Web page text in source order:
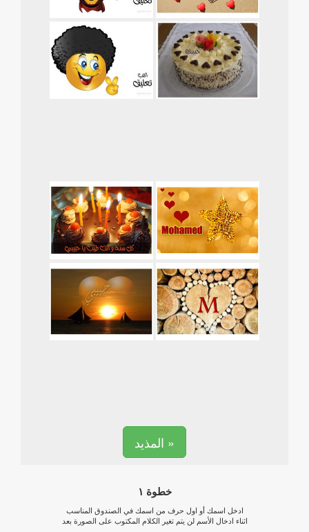
المذيد »
خطوة ١
ادخل اسمك أو اول حرف من اسمك في الصندوق المناسب
اثناء ادخال الأسم لن يتم تغير الكلام المكتوب على الصورة بعد